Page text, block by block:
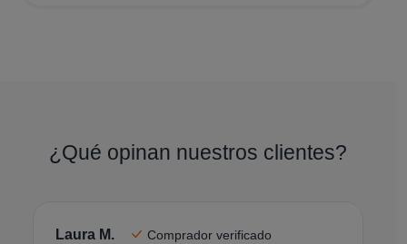
¿Qué opinan nuestros clientes?
Laura M. Comprador verificado